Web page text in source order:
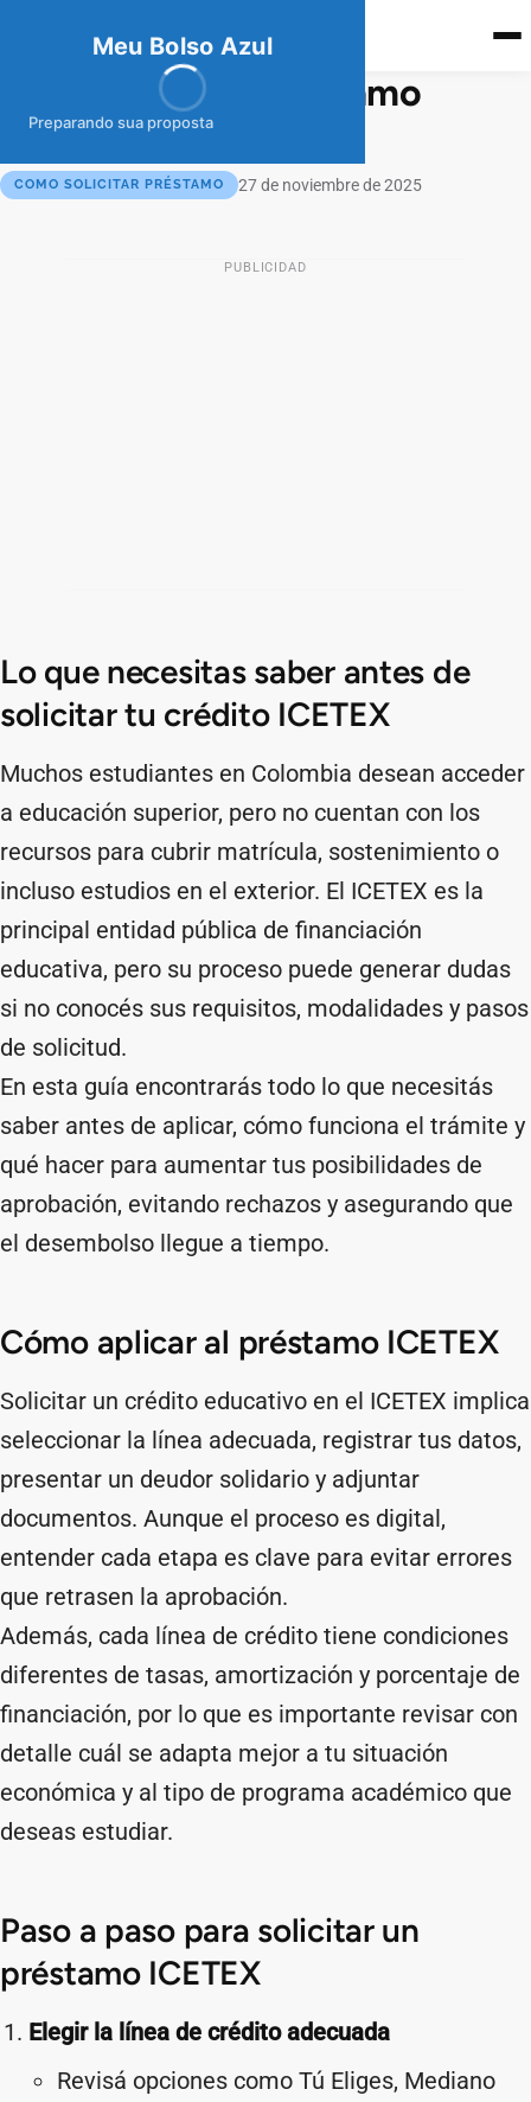
Meu Bolso Azul
Preparando sua proposta
meubolso Azul
Cómo solicitar préstamo
ICETEX
COMO SOLICITAR PRÉSTAMO 27 de noviembre de 2025
PUBLICIDAD
Lo que necesitas saber antes de
solicitar tu crédito ICETEX
Muchos estudiantes en Colombia desean acceder
a educación superior, pero no cuentan con los
recursos para cubrir matrícula, sostenimiento o
incluso estudios en el exterior. El ICETEX es la
principal entidad pública de financiación
educativa, pero su proceso puede generar dudas
si no conocés sus requisitos, modalidades y pasos
de solicitud.
En esta guía encontrarás todo lo que necesitás
saber antes de aplicar, cómo funciona el trámite y
qué hacer para aumentar tus posibilidades de
aprobación, evitando rechazos y asegurando que
el desembolso llegue a tiempo.
Cómo aplicar al préstamo ICETEX
Solicitar un crédito educativo en el ICETEX implica
seleccionar la línea adecuada, registrar tus datos,
presentar un deudor solidario y adjuntar
documentos. Aunque el proceso es digital,
entender cada etapa es clave para evitar errores
que retrasen la aprobación.
Además, cada línea de crédito tiene condiciones
diferentes de tasas, amortización y porcentaje de
financiación, por lo que es importante revisar con
detalle cuál se adapta mejor a tu situación
económica y al tipo de programa académico que
deseas estudiar.
Paso a paso para solicitar un
préstamo ICETEX
Elegir la línea de crédito adecuada
Revisá opciones como Tú Eliges, Mediano